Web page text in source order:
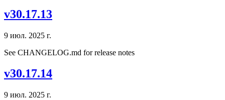
v30.17.13
9 июл. 2025 г.
See CHANGELOG.md for release notes
v30.17.14
9 июл. 2025 г.